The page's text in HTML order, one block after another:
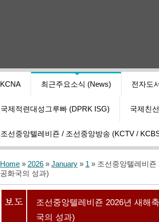
KCNA 최근주요소식 (News) 전자도
국제적련대성그루빠 (DPRK ISG) 국제친
조선중앙텔레비죤 / 조선중앙방송 (KCTV /
Home » 2026 » January » 1 » 조선중앙텔레비죤
공화국의 성과)
조선중앙텔레비죤 2026년 새해
국의 성과)